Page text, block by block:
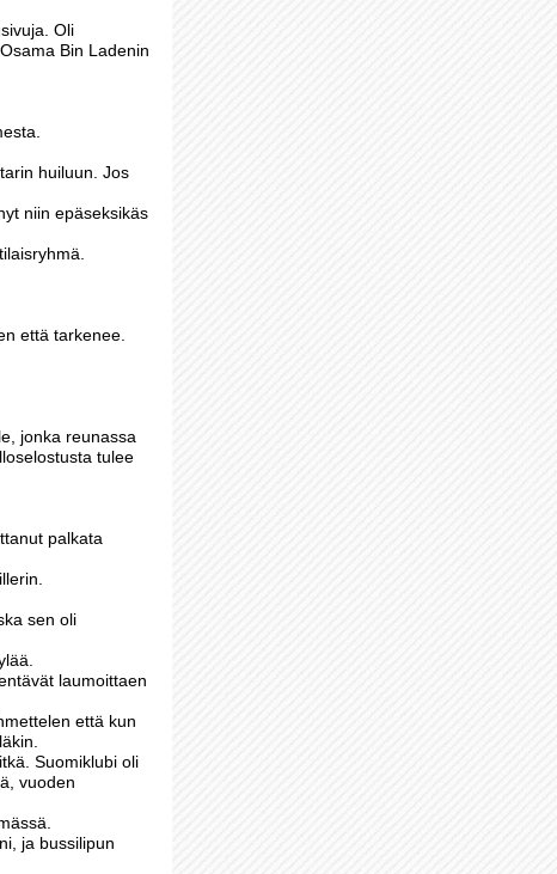
Oli
Bin Ladenin
huiluun. Jos
niin epäseksikäs
että tarkenee.
jonka reunassa
tulee
palkata
sen oli
laumoittaen
että kun
Suomiklubi oli
vuoden
ja bussilipun